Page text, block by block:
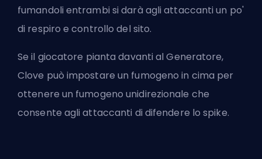
fumandoli entrambi si darà agli attaccanti un po'
di respiro e controllo del sito.
Se il giocatore pianta davanti al Generatore,
Clove può impostare un fumogeno in cima per
ottenere un fumogeno unidirezionale che
consente agli attaccanti di difendere lo spike.